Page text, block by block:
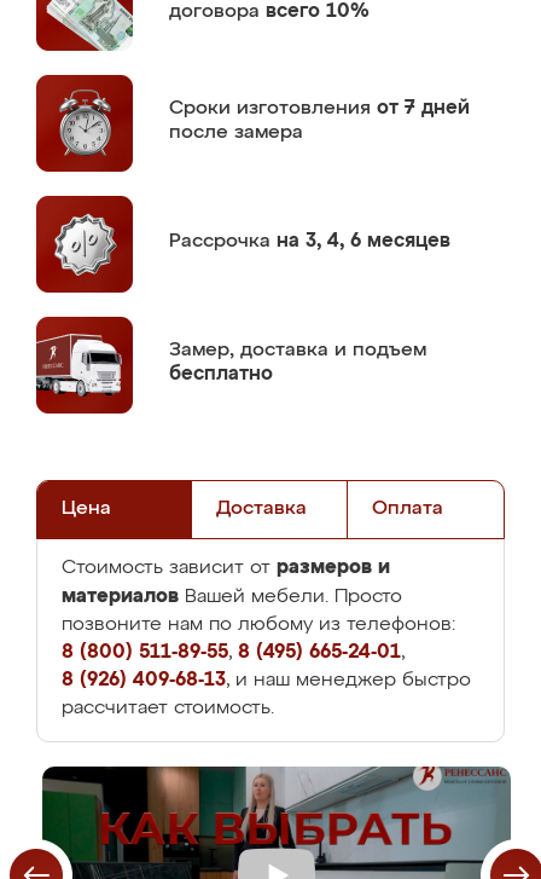
договора всего 10%
Сроки изготовления от 7 дней
после замера
Рассрочка на 3, 4, 6 месяцев
Замер, доставка и подъем
бесплатно
Цена Доставка Оплата
Стоимость зависит от размеров и
материалов Вашей мебели. Просто
позвоните нам по любому из телефонов:
8 (800) 511-89-55, 8 (495) 665-24-01,
8 (926) 409-68-13, и наш менеджер быстро
рассчитает стоимость.